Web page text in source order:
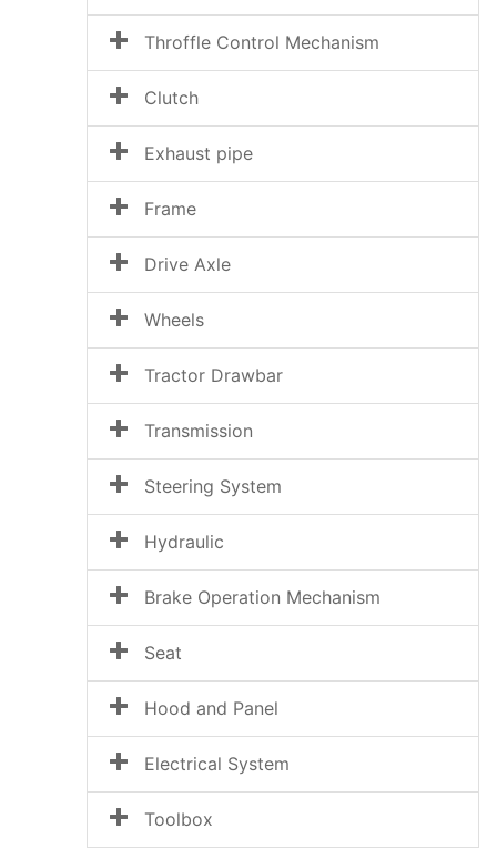
Throffle Control Mechanism
Clutch
Exhaust pipe
Frame
Drive Axle
Wheels
Tractor Drawbar
Transmission
Steering System
Hydraulic
Brake Operation Mechanism
Seat
Hood and Panel
Electrical System
Toolbox